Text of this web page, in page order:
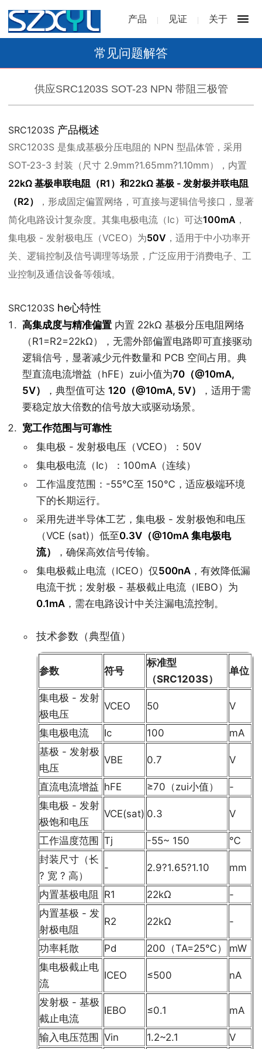
产品 | 见证 | 关于
常见问题解答
供应SRC1203S SOT-23 NPN 带阻三极管
SRC1203S 产品概述
SRC1203S 是集成基极分压电阻的 NPN 型晶体管，采用
SOT-23-3 封装（尺寸 2.9mm?1.65mm?1.10mm），内置
22kΩ 基极串联电阻（R1） 和22kΩ 基极 - 发射极并联电阻
（R2）
，形成固定偏置网络，可直接与逻辑信号接口，显著
简化电路设计复杂度。其集电极电流（Ic）可达100mA ，
集电极 - 发射极电压（VCEO）为50V ，适用于中小功率开
关、逻辑控制及信号调理等场景，广泛应用于消费电子、工
业控制及通信设备等领域。
SRC1203S he心特性
高集成度与精准偏置 内置 22kΩ 基极分压电阻网络
（R1=R2=22kΩ），无需外部偏置电路即可直接驱动
逻辑信号，显著减少元件数量和 PCB 空间占用。典
型直流电流增益（hFE）zui小值为70（@10mA,
5V）
，典型值可达 120（@10mA, 5V）
，适用于需
要稳定放大倍数的信号放大或驱动场景。
宽工作范围与可靠性
集电极 - 发射极电压（VCEO）：50V
集电极电流（Ic）：100mA（连续）
工作温度范围：-55℃至 150℃，适应极端环境
下的长期运行。
采用先进半导体工艺，集电极 - 发射极饱和电压
（VCE (sat)）低至0.3V（@10mA 集电极电
流）
，确保高效信号传输。
集电极截止电流（ICEO）仅500nA ，有效降低漏
电流干扰；发射极 - 基极截止电流（IEBO）为
0.1mA ，需在电路设计中关注漏电流控制。
技术参数（典型值）
参数 符号
标准型
（SRC1203S）
单位
集电极 - 发射
极电压
VCEO 50 V
集电极电流 Ic 100
mA
基极 - 发射极
电压
VBE 0.7 V
直流电流增益 hFE ≥70（zui小值）
-
集电极 - 发射
极饱和电压
VCE(sat) 0.3 V
工作温度范围 Tj -55~ 150
℃
封装尺寸（长
? 宽 ? 高）
- 2.9?1.65?1.10 mm
内置基极电阻 R1 22kΩ
-
内置基极 - 发
射极电阻
R2 22kΩ -
功率耗散 Pd 200（TA=25℃）
mW
集电极截止电
流
ICEO ≤500 nA
发射极 - 基极
截止电流
IEBO ≤0.1 mA
输入电压范围 Vin 1.2~2.1 V